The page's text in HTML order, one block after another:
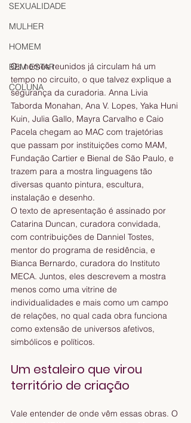
SEXUALIDADE
MULHER
HOMEM
BEM ESTAR
COLUNA
Os nomes reunidos já circulam há um
tempo no circuito, o que talvez explique a
segurança da curadoria. Anna Livia
Taborda Monahan, Ana V. Lopes, Yaka Huni
Kuin, Julia Gallo, Mayra Carvalho e Caio
Pacela chegam ao MAC com trajetórias
que passam por instituições como MAM,
Fundação Cartier e Bienal de São Paulo, e
trazem para a mostra linguagens tão
diversas quanto pintura, escultura,
instalação e desenho.
O texto de apresentação é assinado por
Catarina Duncan, curadora convidada,
com contribuições de Danniel Tostes,
mentor do programa de residência, e
Bianca Bernardo, curadora do Instituto
MECA. Juntos, eles descrevem a mostra
menos como uma vitrine de
individualidades e mais como um campo
de relações, no qual cada obra funciona
como extensão de universos afetivos,
simbólicos e políticos.
Um estaleiro que virou
território de criação
Vale entender de onde vêm essas obras. O